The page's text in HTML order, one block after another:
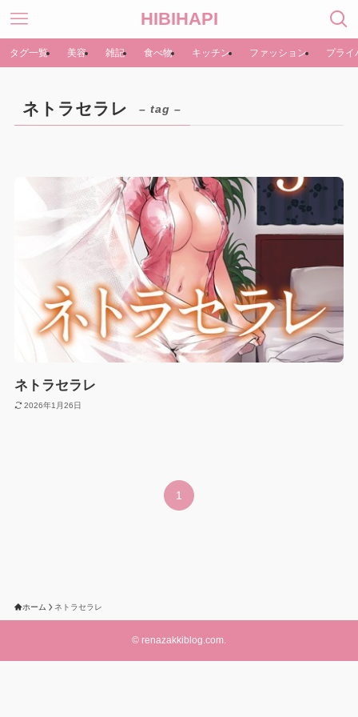
HIBIHAPI
タグ一覧 美容 雑記 食べ物 キッチン ファッション プライ
ネトラセラレ – tag –
ネトラセラレ
2026年1月26日
1
ホーム ネトラセラレ
© renazakkiblog.com.